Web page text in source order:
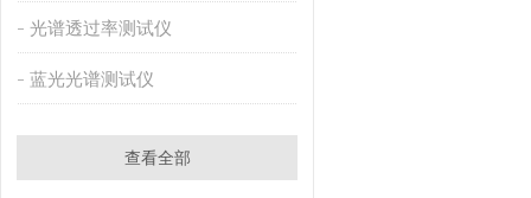
光谱透过率测试仪
蓝光光谱测试仪
查看全部